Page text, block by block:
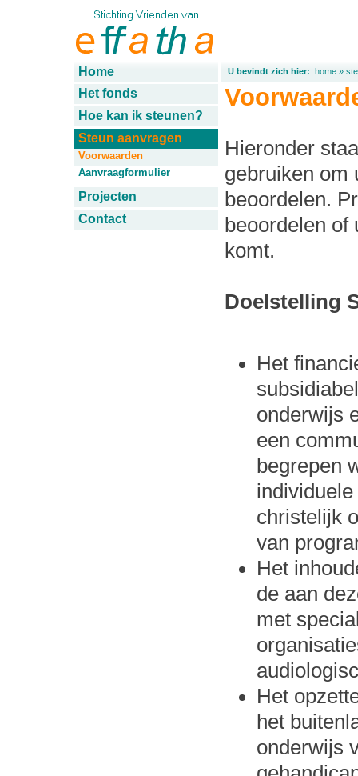
Home U bevindt zich hier: home »
Het fonds
Hoe kan ik steunen?
Steun aanvragen
Voorwaarden
Aanvraagformulier
Projecten
Contact
Hieronder
gebruiken om
beoordelen.
beoordelen
komt.
Doelstelling
Het
onderwijs
een
begrepen
christelijk
van
Het
de aan
met
Het
het
onderwijs